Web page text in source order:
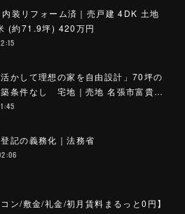
装リフォーム済｜売戸建 4DK 土地
(約71.9坪) 420万円
活かして理想の家を自由設計」70坪の
条件なし 宅地｜売地 名張市富貴…
記の義務化｜法務省
コン/敷金/礼金/初月賃料まるっと0円】